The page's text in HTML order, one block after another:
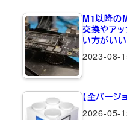
M1以降の
交換やア
い方がい
2023-08-
【全バー
2026-05-